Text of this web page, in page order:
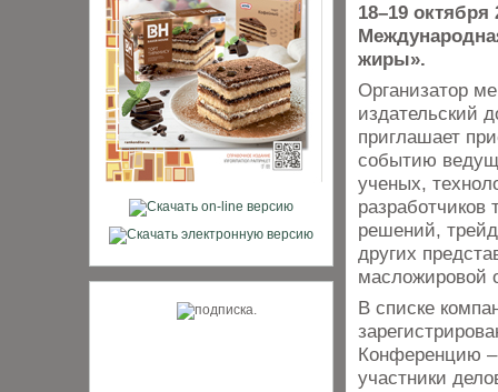
18–19 октября
жиры».
Организатор
издательский
приглашает
событию
ученых,
разработчиков
решений,
других
масложировой
В списке
Конференцию
участники